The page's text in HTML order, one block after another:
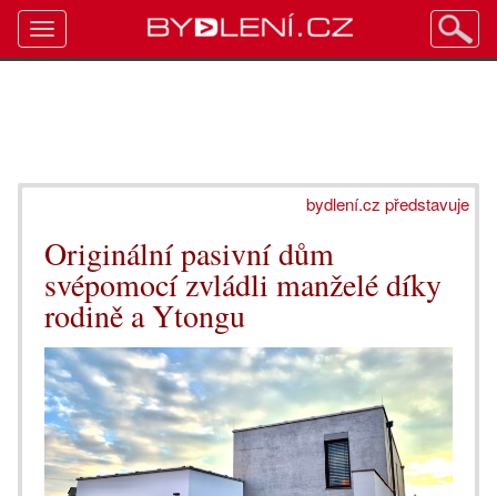
bydlení.cz představuje
Originální pasivní dům
svépomocí zvládli manželé díky
rodině a Ytongu
Toggle
navigation